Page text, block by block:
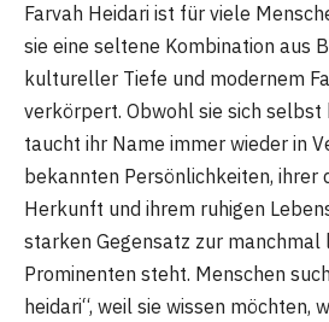
Farvah Heidari ist für viele
sie eine seltene Kombination aus
kultureller Tiefe und modernem
verkörpert. Obwohl sie sich
taucht ihr Name immer wieder in
bekannten Persönlichkeiten, ihrer
Herkunft und ihrem ruhigen
starken Gegensatz zur
Prominenten steht. Menschen
heidari“, weil sie wissen möchten,